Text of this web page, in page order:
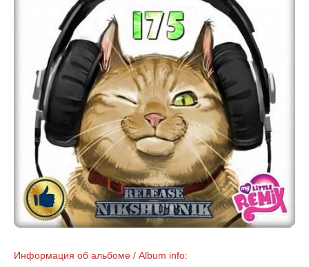
Информация об альбоме / Album info: